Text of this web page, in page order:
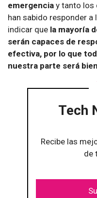
emergencia y tanto los
han sabido responder
indicar que la mayoría
serán capaces de
efectiva, por lo que
nuestra parte será
Tech
Recibe las
de